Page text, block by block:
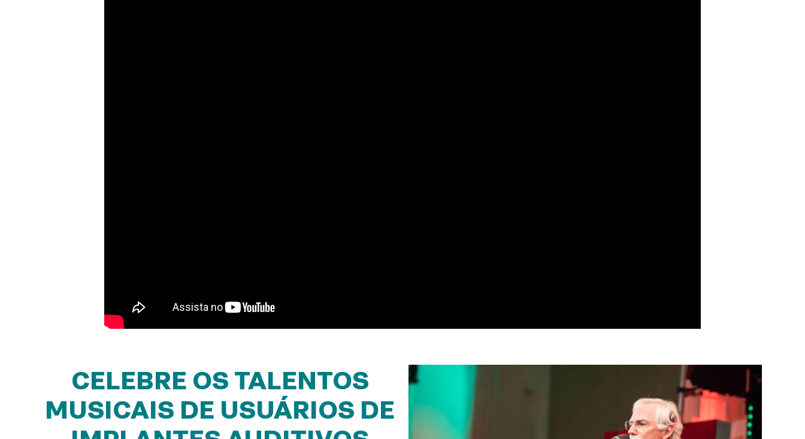
CELEBRE OS TALENTOS
MUSICAIS DE USUÁRIOS DE